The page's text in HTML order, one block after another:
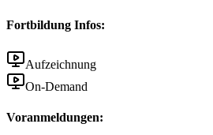
Fortbildung Infos:
Aufzeichnung
On-Demand
Voranmeldungen: